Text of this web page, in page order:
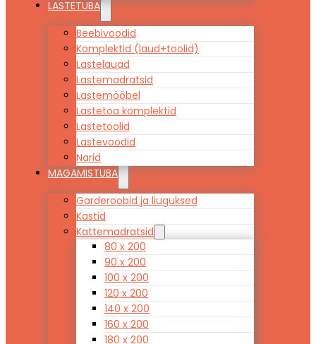
LASTETUBA
Beebivoodid
Komplektid (laud+toolid)
Lastelauad
Lastemadratsid
Lastemööbel
Lastetoa komplektid
Lastetoolid
Lastevoodid
Narid
MAGAMISTUBA
Garderoobid ja liuguksed
Kastid
Kattemadratsid
80 x 200
90 x 200
100 x 200
120 x 200
140 x 200
160 x 200
180 x 200